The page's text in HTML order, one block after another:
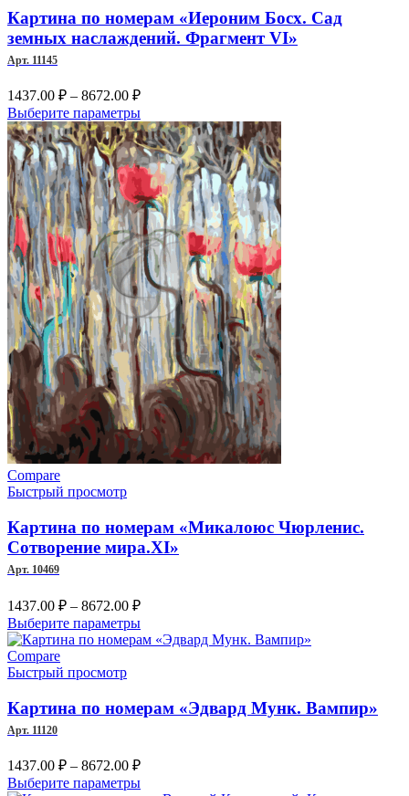
Картина по номерам «Иероним Босх. Сад
земных наслаждений. Фрагмент VI»
Арт. 11145
1437.00 ₽ – 8672.00 ₽Диапазон
цен:
1437.00 ₽
–
8672.00 ₽
Выберите параметрыЭтот
товар
имеет
несколько
вариаций.
Опции
можно
выбрать
на
странице
товара.
Compare
Быстрый просмотр
Картина по номерам «Микалоюс Чюрленис.
Сотворение мира.XI»
Арт. 10469
1437.00 ₽ – 8672.00 ₽Диапазон
цен:
1437.00 ₽
Выберите параметрыЭтот
товар
Опции
можно
странице
товара.
Compare
Быстрый просмотр
Картина по номерам «Эдвард Мунк. Вампир»
Арт. 11120
1437.00 ₽ – 8672.00 ₽Диапазон
цен:
Выберите параметрыЭтот